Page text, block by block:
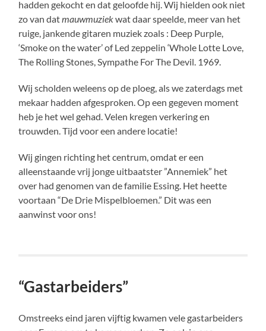
hadden gekocht en dat geloofde hij. Wij hielden ook niet
zo van datmauwmuziekwat daar speelde, meer van het
ruige, jankende gitaren muziek zoals : Deep Purple,
‘Smoke on the water’ of Led zeppelin ‘Whole Lotte Love,
The Rolling Stones, Sympathe For The Devil. 1969.
Wij scholden weleens op de ploeg, als we zaterdags met
mekaar hadden afgesproken. Op een gegeven moment
heb je het wel gehad. Velen kregen verkering en
trouwden. Tijd voor een andere locatie!
Wij gingen richting het centrum, omdat er een
alleenstaande vrij jonge uitbaatster ”Annemiek” het
over had genomen van de familie Essing. Het heette
voortaan “De Drie Mispelbloemen.” Dit was een
aanwinst voor ons!
“Gastarbeiders”
Omstreeks eind jaren vijftig kwamen vele gastarbeiders